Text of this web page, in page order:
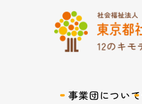
事業団について